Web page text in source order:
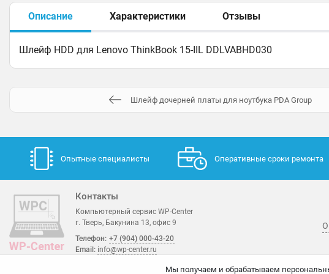
Описание Характеристики Отзывы
Шлейф HDD для Lenovo ThinkBook 15-IIL DDLVABHD030
Шлейф дочерней платы для ноутбука PDA Group
Мы получаем и обрабатываем
Опытные специалисты Оперативные сроки ремонта
Контакты
Компьютерный сервис WP-Center
г. Тверь, Бакунина 13, офис 9
Телефон: +7 (904) 000-43-20
Email: info@wp-center.ru